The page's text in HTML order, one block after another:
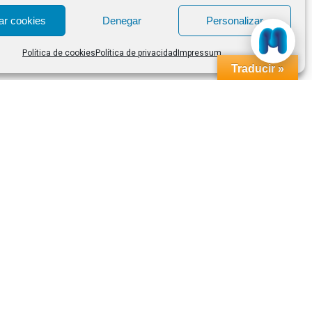
cookies Denegar Personalizar
Política de cookies Política de privacidad Impressum
Traducir »